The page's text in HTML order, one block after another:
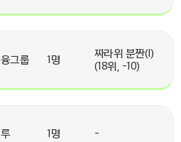
그룹 1명
짜라위 분짠(I)
(18위, -10)
1명 -